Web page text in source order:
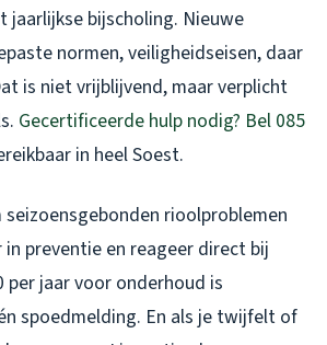
jaarlijkse bijscholing. Nieuwe
normen, veiligheidseisen, daar
is niet vrijblijvend, maar verplicht
Gecertificeerde hulp nodig? Bel 085
in heel Soest.
seizoensgebonden rioolproblemen
preventie en reageer direct bij
per jaar voor onderhoud is
spoedmelding. En als je twijfelt of